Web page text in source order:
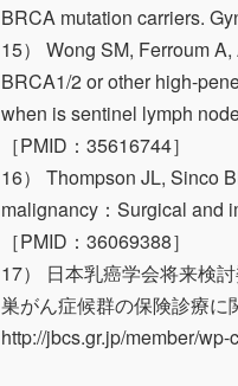
BRCA mutation carriers.
15） Wong SM, Ferroum
BRCA1/2 or other high-
when is sentinel lymph
［PMID：35616744］
16） Thompson JL, Sinco
malignancy：Surgical and
［PMID：36069388］
17） 日本乳癌学会将来検
巣がん症候群の保険診療に
http://jbcs.gr.jp/member/